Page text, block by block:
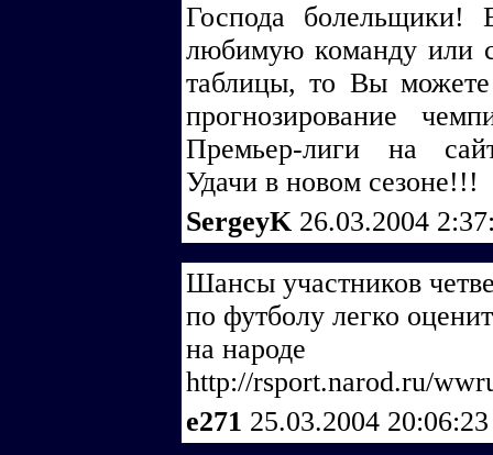
Господа болельщики!
любимую команду или
таблицы, то Вы можете
прогнозирование
Премьер-лиги на
Удачи в новом сезоне!!!
SergeyK 26.03.2004
Шансы участников
по футболу легко
на народе
http://rsport.narod.ru/
e271 25.03.2004